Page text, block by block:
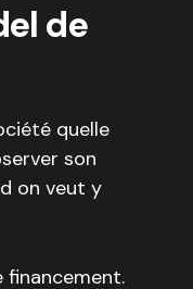
de
quelle
son
on veut y
financement.